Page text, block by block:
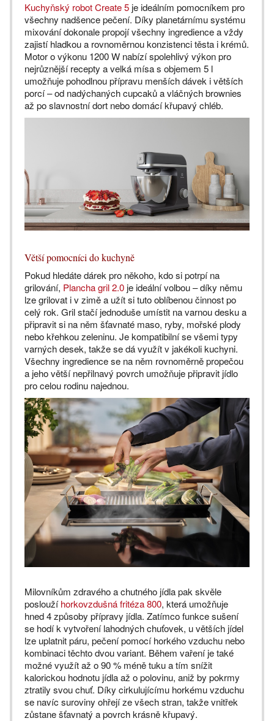
Kuchyňský robot Create 5 je ideálním pomocníkem pro
všechny nadšence pečení. Díky planetárnímu systému
mixování dokonale propojí všechny ingredience a vždy
zajistí hladkou a rovnoměrnou konzistenci těsta i krémů.
Motor o výkonu 1200 W nabízí spolehlivý výkon pro
nejrůznější recepty a velká mísa s objemem 5 l
umožňuje pohodlnou přípravu menších dávek i větších
porcí – od nadýchaných cupcaků a vláčných brownies
až po slavnostní dort nebo domácí křupavý chléb.
Větší pomocníci do kuchyně
Pokud hledáte dárek pro někoho, kdo si potrpí na
grilování, Plancha gril 2.0 je ideální volbou – díky němu
lze grilovat i v zimě a užít si tuto oblíbenou činnost po
celý rok. Gril stačí jednoduše umístit na varnou desku a
připravit si na něm šťavnaté maso, ryby, mořské plody
nebo křehkou zeleninu. Je kompatibilní se všemi typy
varných desek, takže se dá využít v jakékoli kuchyni.
Všechny ingredience se na něm rovnoměrně propečou
a jeho větší nepřilnavý povrch umožňuje připravit jídlo
pro celou rodinu najednou.
Milovníkům zdravého a chutného jídla pak skvěle
posloužíhorkovzdušná fritéza 800, která umožňuje
hned 4 způsoby přípravy jídla. Zatímco funkce sušení
se hodí k vytvoření lahodných chuťovek, u větších jídel
lze uplatnit páru, pečení pomocí horkého vzduchu nebo
kombinaci těchto dvou variant. Během vaření je také
možné využít až o 90 % méně tuku a tím snížit
kalorickou hodnotu jídla až o polovinu, aniž by pokrmy
ztratily svou chuť. Díky cirkulujícímu horkému vzduchu
se navíc suroviny ohřejí ze všech stran, takže vnitřek
zůstane šťavnatý a povrch krásně křupavý.